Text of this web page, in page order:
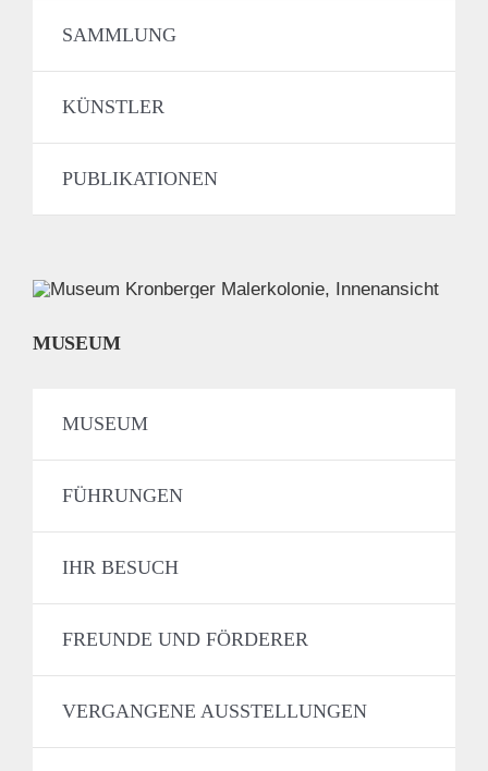
SAMMLUNG
KÜNSTLER
PUBLIKATIONEN
MUSEUM
MUSEUM
FÜHRUNGEN
IHR BESUCH
FREUNDE UND FÖRDERER
VERGANGENE AUSSTELLUNGEN